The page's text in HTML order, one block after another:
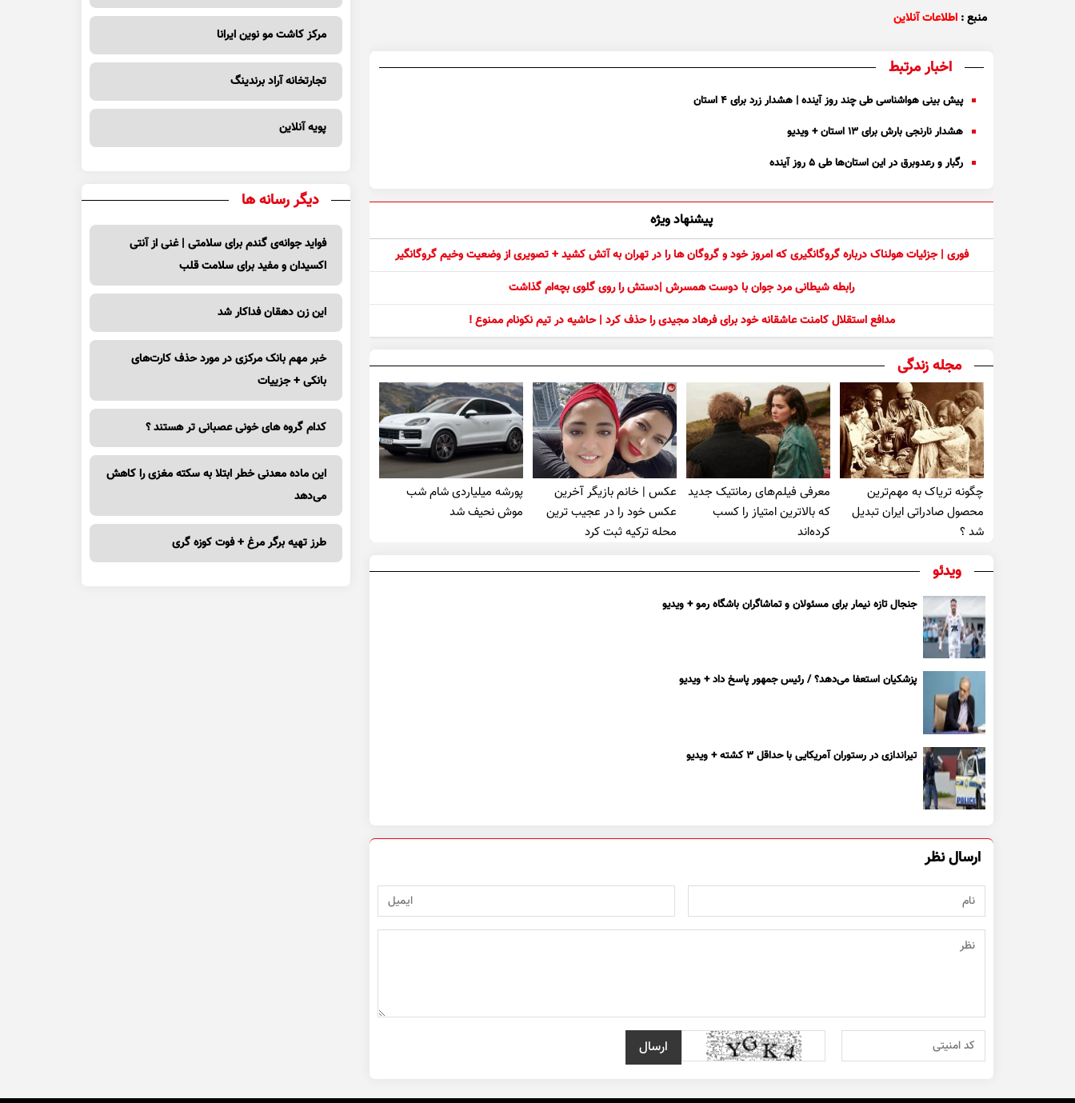
منبع : اطلاعات آنلاین
اخبار مرتبط
پیش بینی هواشناسی طی چند روز آینده | هشدار زرد برای ۴ استان
هشدار نارنجی بارش برای ۱۳ استان + ویدیو
رگبار و رعدوبرق در این استان‌ها طی ۵ روز آینده
پیشنهاد ویژه
فوری | جزئیات هولناک درباره گروگانگیری که امروز خود و گروگان ها را در تهران به آتش کشید + تصویری از وضعیت وخیم گروگانگیر
رابطه شیطانی مرد جوان با دوست همسرش |دستش را روی گلوی بچه‌ام گذاشت
مدافع استقلال کامنت عاشقانه خود برای فرهاد مجیدی را حذف کرد | حاشیه در تیم نکونام ممنوع !
مجله زندگی
چگونه تریاک به مهم‌ترین
محصول صادراتی ایران تبدیل
شد ؟
معرفی فیلم‌های رمانتیک جدید
که بالاترین امتیاز را کسب
کرده‌اند
عکس | خانم بازیگر آخرین
عکس خود را در عجیب ترین
محله ترکیه ثبت کرد
پورشه میلیاردی شام شب
موش‌ نحیف شد
ویدئو
جنجال تازه نیمار برای مسئولان و تماشاگران باشگاه رمو + ویدیو
پزشکیان استعفا می‌دهد؟ / رئیس جمهور پاسخ داد + ویدیو
تیراندازی در رستوران آمریکایی با حداقل ۳ کشته + ویدیو
ارسال نظر
مرکز کاشت مو نوین ایرانا
تجارتخانه آراد برندینگ
پویه آنلاین
دیگر رسانه ها
فواید جوانه‌ی گندم برای سلامتی | غنی از آنتی
اکسیدان و مفید برای سلامت قلب
این زن دهقان فداکار شد
خبر مهم بانک مرکزی در مورد حذف کارت‌های
بانکی + جزییات
کدام گروه های خونی عصبانی تر هستند ؟
این ماده معدنی خطر ابتلا به سکته مغزی را کاهش
می‌دهد
طرز تهیه برگر مرغ + فوت کوزه گری